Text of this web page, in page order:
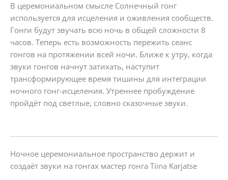
В церемониальном смысле Солнечный гонг
используется для исцеления и оживления сообществ.
Гонги будут звучать всю ночь в общей сложности 8
часов. Теперь есть возможность пережить сеанс
гонгов на протяжении всей ночи. Ближе к утру, когда
звуки гонгов начнут затихать, наступит
трансформирующее время тишины для интеграции
ночного гонг-исцеления. Утреннее пробуждение
пройдёт под светлые, словно сказочные звуки.
Ночное церемониальное пространство держит и
создаёт звуки на гонгах мастер гонга Tiina Karjatse